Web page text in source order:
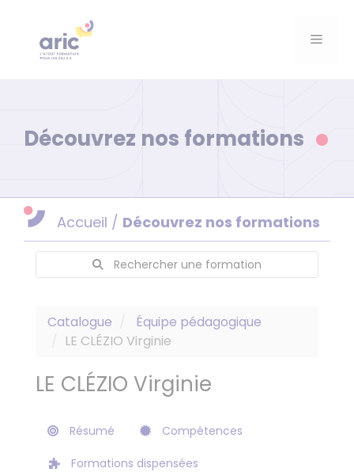
contenu
Menu
Découvrez nos formations
Accueil / Découvrez nos formations
Rechercher une formation
Catalogue
Équipe pédagogique
LE CLÉZIO Virginie
LE CLÉZIO Virginie
Résumé Compétences
Formations dispensées